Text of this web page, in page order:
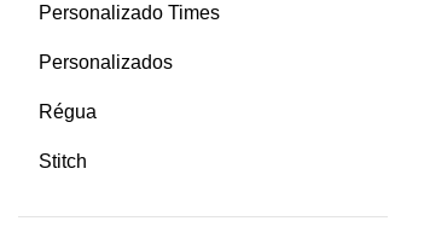
Personalizado Times
Personalizados
Régua
Stitch